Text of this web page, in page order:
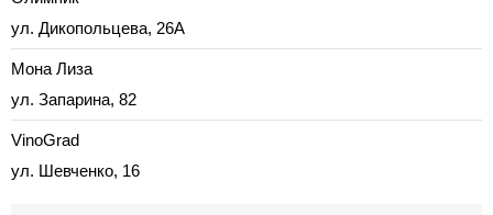
ул. Дикопольцева, 26А
Мона Лиза
ул. Запарина, 82
VinoGrad
ул. Шевченко, 16